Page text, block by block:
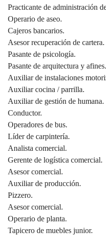
Practicante de administración
Operario de aseo.
Cajeros bancarios.
Asesor recuperación de cartera.
Pasante de psicología.
Pasante de arquitectura y afines.
Auxiliar de instalaciones
Auxiliar cocina / parrilla.
Auxiliar de gestión de humana.
Conductor.
Operadores de bus.
Líder de carpintería.
Analista comercial.
Gerente de logística comercial.
Asesor comercial.
Auxiliar de producción.
Pizzero.
Asesor comercial.
Operario de planta.
Tapicero de muebles junior.